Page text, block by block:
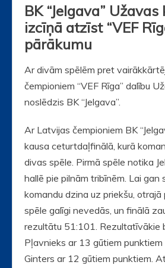
BK “Jelgava” Užavas
izcīņā atzīst “VEF
pārākumu
Ar divām spēlēm pret
čempioniem “VEF Rīga” dalību
noslēdzis BK “Jelgava”.
Ar Latvijas čempioniem BK
kausa ceturtdaļfinālā, kurā
divas spēle. Pirmā spēle notika
hallē pie pilnām tribīnēm. Lai gan
komandu dzina uz priekšu, otrajā
spēle galīgi nevedās, un finālā
rezultātu 51:101. Rezultatīvākie
Pļavnieks ar 13 gūtiem punktiem
Ginters ar 12 gūtiem punktiem.